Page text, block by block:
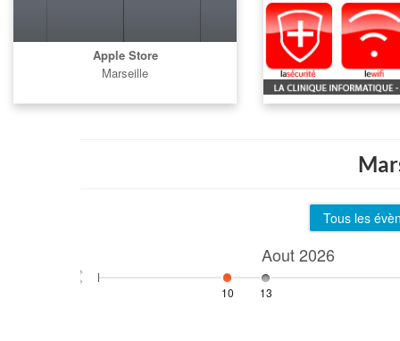
Apple Store
Marseille
Tous les
Aout2026
10 13